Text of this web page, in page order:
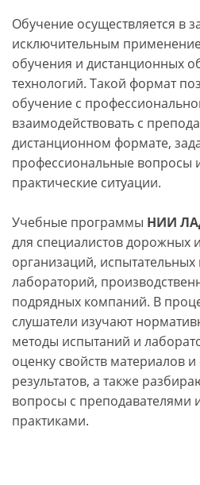
Обучение осуществляется в
исключительным
обучения и дистанционных
технологий. Такой формат
обучение с
взаимодействовать с
дистанционном формате,
профессиональные вопросы
практические ситуации.
Учебные программы НИИ
для специалистов дорожных
организаций, испытательных
лабораторий,
подрядных компаний. В
слушатели изучают
методы испытаний и
оценку свойств материалов
результатов, а также
вопросы с преподавателями
практиками.